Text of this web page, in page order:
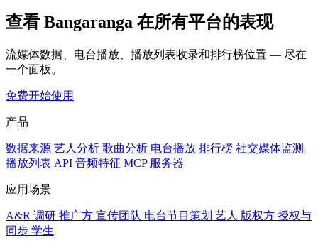
查看 Bangaranga 在所有平台的表现
流媒体数据、电台播放、播放列表收录和排行榜位置 — 尽在
一个面板。
免费开始使用
产品
数据来源 艺人分析 歌曲分析 电台播放 排行榜 社交媒体监测
播放列表 API 音频特征 MCP 服务器
应用场景
A&R 调研 推广方 宣传团队 电台节目策划 艺人 版权方 授权与
同步 学生